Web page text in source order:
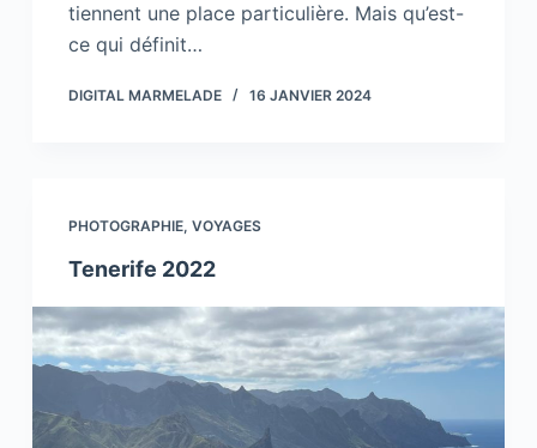
tiennent une place particulière. Mais qu’est-
ce qui définit…
DIGITAL MARMELADE 16 JANVIER 2024
PHOTOGRAPHIE, VOYAGES
Tenerife 2022